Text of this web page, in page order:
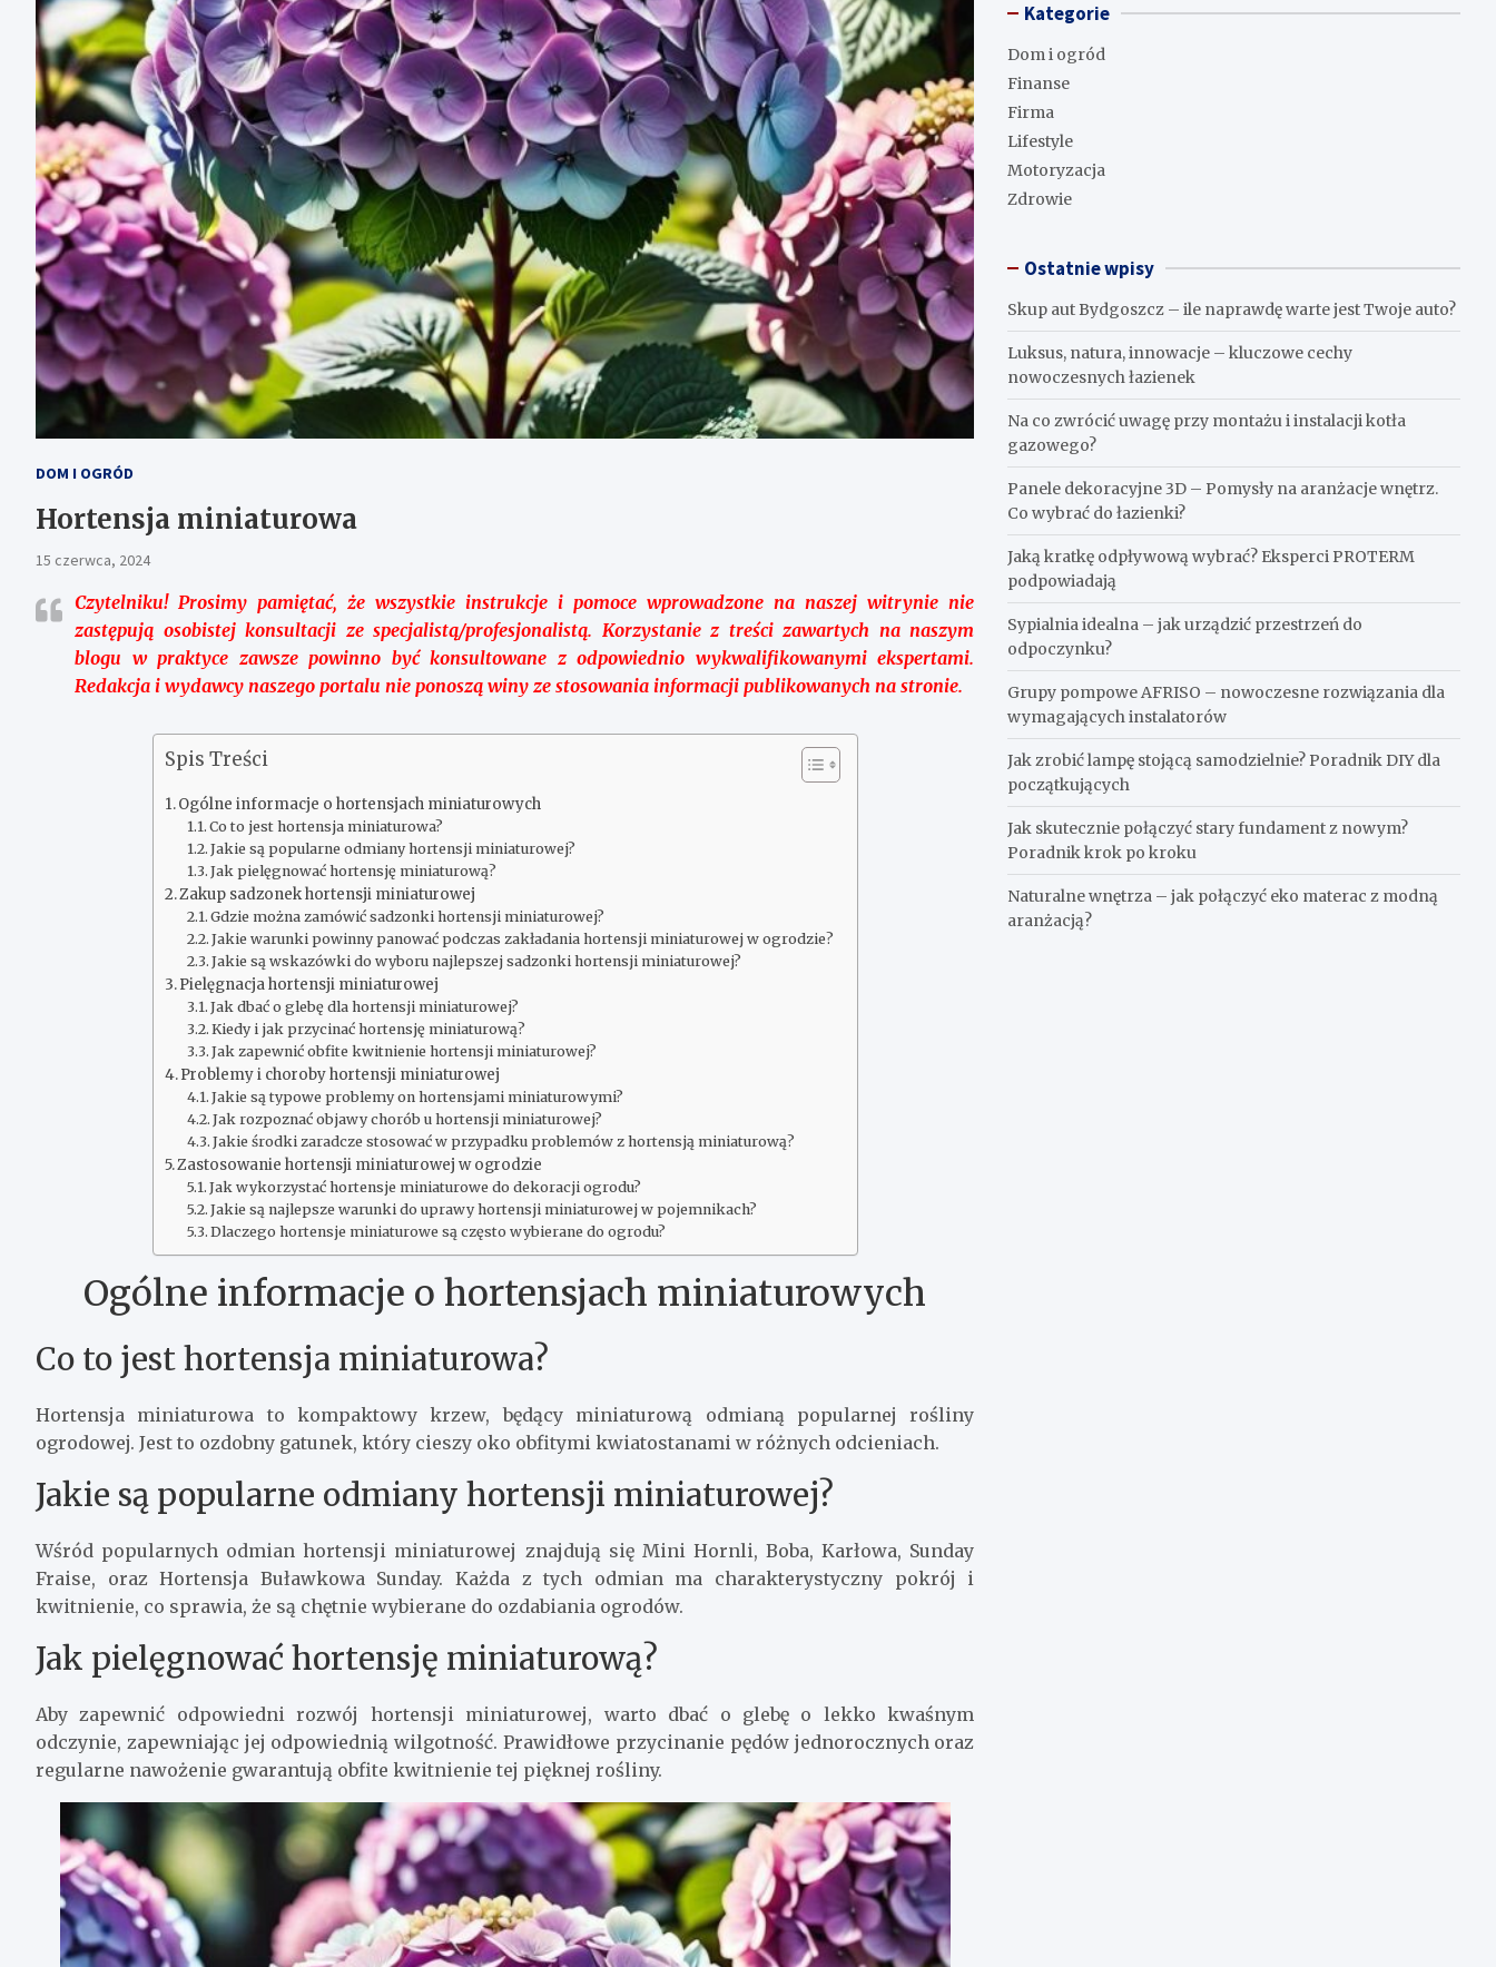
DOM I OGRÓD
Hortensja miniaturowa
15 czerwca, 2024
Czytelniku!Prosimy pamiętać, że wszystkie instrukcje i pomoce wprowadzone na naszej witrynie nie
zastępują osobistej konsultacji ze specjalistą/profesjonalistą. Korzystanie z treści zawartych na naszym
blogu w praktyce zawsze powinno być konsultowane z odpowiednio wykwalifikowanymi ekspertami.
Redakcja i wydawcy naszego portalu nie ponoszą winy ze stosowania informacji publikowanych na stronie.
Spis Treści
Ogólne informacje o hortensjach miniaturowych
Co to jest hortensja miniaturowa?
Jakie są popularne odmiany hortensji miniaturowej?
Jak pielęgnować hortensję miniaturową?
Zakup sadzonek hortensji miniaturowej
Gdzie można zamówić sadzonki hortensji miniaturowej?
Jakie warunki powinny panować podczas zakładania hortensji miniaturowej w ogrodzie?
Jakie są wskazówki do wyboru najlepszej sadzonki hortensji miniaturowej?
Pielęgnacja hortensji miniaturowej
Jak dbać o glebę dla hortensji miniaturowej?
Kiedy i jak przycinać hortensję miniaturową?
Jak zapewnić obfite kwitnienie hortensji miniaturowej?
Problemy i choroby hortensji miniaturowej
Jakie są typowe problemy on hortensjami miniaturowymi?
Jak rozpoznać objawy chorób u hortensji miniaturowej?
Jakie środki zaradcze stosować w przypadku problemów z hortensją miniaturową?
Zastosowanie hortensji miniaturowej w ogrodzie
Jak wykorzystać hortensje miniaturowe do dekoracji ogrodu?
Jakie są najlepsze warunki do uprawy hortensji miniaturowej w pojemnikach?
Dlaczego hortensje miniaturowe są często wybierane do ogrodu?
Ogólne informacje o hortensjach miniaturowych
Co to jest hortensja miniaturowa?
Hortensja miniaturowa to kompaktowy krzew, będący miniaturową odmianą popularnej rośliny
ogrodowej. Jest to ozdobny gatunek, który cieszy oko obfitymi kwiatostanami w różnych odcieniach.
Jakie są popularne odmiany hortensji miniaturowej?
Wśród popularnych odmian hortensji miniaturowej znajdują się Mini Hornli, Boba, Karłowa, Sunday
Fraise, oraz Hortensja Buławkowa Sunday. Każda z tych odmian ma charakterystyczny pokrój i
kwitnienie, co sprawia, że są chętnie wybierane do ozdabiania ogrodów.
Jak pielęgnować hortensję miniaturową?
Aby zapewnić odpowiedni rozwój hortensji miniaturowej, warto dbać o glebę o lekko kwaśnym
odczynie, zapewniając jej odpowiednią wilgotność. Prawidłowe przycinanie pędów jednorocznych oraz
regularne nawożenie gwarantują obfite kwitnienie tej pięknej rośliny.
Kategorie
Dom i ogród
Finanse
Firma
Lifestyle
Motoryzacja
Zdrowie
Ostatnie wpisy
Skup aut Bydgoszcz – ile naprawdę warte jest Twoje auto?
Luksus, natura, innowacje – kluczowe cechy
nowoczesnych łazienek
Na co zwrócić uwagę przy montażu i instalacji kotła
gazowego?
Panele dekoracyjne 3D – Pomysły na aranżacje wnętrz.
Co wybrać do łazienki?
Jaką kratkę odpływową wybrać? Eksperci PROTERM
podpowiadają
Sypialnia idealna – jak urządzić przestrzeń do
odpoczynku?
Grupy pompowe AFRISO – nowoczesne rozwiązania dla
wymagających instalatorów
Jak zrobić lampę stojącą samodzielnie? Poradnik DIY dla
początkujących
Jak skutecznie połączyć stary fundament z nowym?
Poradnik krok po kroku
Naturalne wnętrza – jak połączyć eko materac z modną
aranżacją?